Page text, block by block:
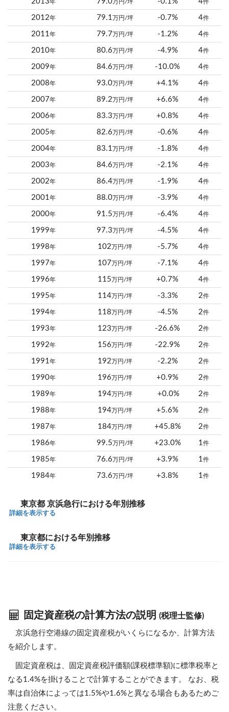
年 万円/坪 件
2012年 79.1万円/坪 -0.7% 4件
2011年 79.7万円/坪 -1.2% 4件
2010年 80.6万円/坪 -4.9% 4件
2009年 84.6万円/坪 -10.0% 4件
2008年 93.0万円/坪 +4.1% 4件
2007年 89.2万円/坪 +6.6% 4件
2006年 83.3万円/坪 +0.8% 4件
2005年 82.6万円/坪 -0.6% 4件
2004年 83.1万円/坪 -1.8% 4件
2003年 84.6万円/坪 -2.1% 4件
2002年 86.4万円/坪 -1.9% 4件
2001年 88.0万円/坪 -3.9% 4件
2000年 91.5万円/坪 -6.4% 4件
1999年 97.3万円/坪 -4.5% 4件
1998年 102万円/坪 -5.7% 4件
1997年 107万円/坪 -7.1% 4件
1996年 115万円/坪 +0.7% 4件
1995年 114万円/坪 -3.3% 2件
1994年 118万円/坪 -4.5% 2件
1993年 123万円/坪 -26.6% 2件
1992年 156万円/坪 -22.9% 2件
1991年 192万円/坪 -2.2% 2件
1990年 196万円/坪 +0.9% 2件
1989年 194万円/坪 +0.0% 2件
1988年 194万円/坪 +5.6% 2件
1987年 184万円/坪 +45.8% 2件
1986年 99.5万円/坪 +23.0% 1件
1985年 76.6万円/坪 +3.9% 1件
1984年 73.6万円/坪 +3.8% 1件
東京都 京浜急行における年別推移
詳細を表示する
東京都における年別推移
詳細を表示する
固定資産税の計算方法の説明 (税理士監修)
京浜急行空港線の固定資産税がいくらになるか、計算方法
を紹介します。
固定資産税は、固定資産税評価額(課税標準額)に標準税率と
なる1.4%を掛けることで計算することができます。 なお、税
率は自治体によっては1.5%や1.6%と異なる場合もあるためご
注意ください。